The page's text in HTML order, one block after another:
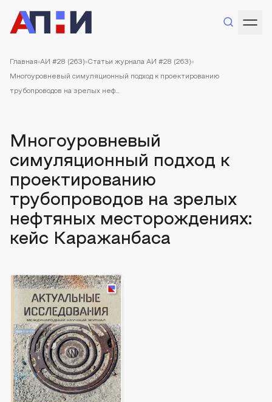
Главная АИ #28 (263) Статьи журнала АИ #28 (263)
Многоуровневый симуляционный подход к проектированию
трубопроводов на зрелых неф...
Многоуровневый
симуляционный подход к
проектированию
трубопроводов на зрелых
нефтяных месторождениях:
кейс Каражанбаса